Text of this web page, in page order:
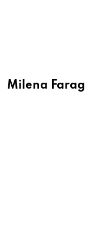
Milena Farag